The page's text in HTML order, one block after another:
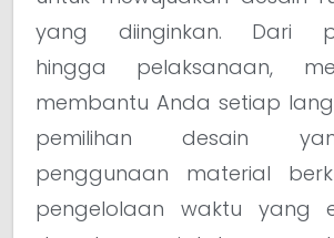
yang diinginkan. Dari
hingga pelaksanaan,
membantu Anda setiap
pemilihan desain
penggunaan material
pengelolaan waktu yang